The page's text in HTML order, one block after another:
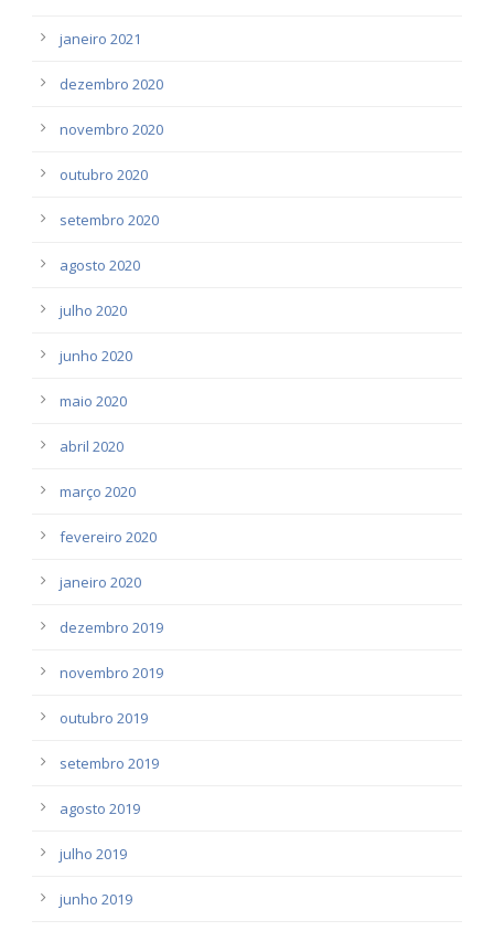
janeiro 2021
dezembro 2020
novembro 2020
outubro 2020
setembro 2020
agosto 2020
julho 2020
junho 2020
maio 2020
abril 2020
março 2020
fevereiro 2020
janeiro 2020
dezembro 2019
novembro 2019
outubro 2019
setembro 2019
agosto 2019
julho 2019
junho 2019